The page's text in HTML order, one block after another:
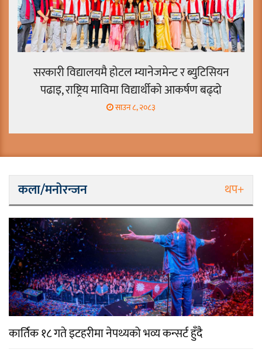
सरकारी विद्यालयमै होटल म्यानेजमेन्ट र ब्युटिसियन
पढाइ, राष्ट्रिय माविमा विद्यार्थीको आकर्षण बढ्दो
साउन ८, २०८३
कला/मनाेरन्जन थप+
कार्तिक १८ गते इटहरीमा नेपथ्यको भव्य कन्सर्ट हुँदै